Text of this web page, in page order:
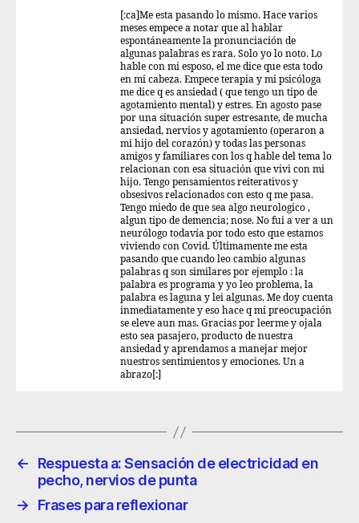
[:ca]Me esta pasando lo mismo. Hace varios
meses empece a notar que al hablar
espontáneamente la pronunciación de
algunas palabras es rara. Solo yo lo noto. Lo
hable con mi esposo, el me dice que esta todo
en mi cabeza. Empece terapia y mi psicóloga
me dice q es ansiedad ( que tengo un tipo de
agotamiento mental) y estres. En agosto pase
por una situación super estresante, de mucha
ansiedad, nervios y agotamiento (operaron a
mi hijo del corazón) y todas las personas
amigos y familiares con los q hable del tema lo
relacionan con esa situación que vivi con mi
hijo. Tengo pensamientos reiterativos y
obsesivos relacionados con esto q me pasa.
Tengo miedo de que sea algo neurologico ,
algun tipo de demencia; nose. No fui a ver a un
neurólogo todavía por todo esto que estamos
viviendo con Covid. Últimamente me esta
pasando que cuando leo cambio algunas
palabras q son similares por ejemplo : la
palabra es programa y yo leo problema, la
palabra es laguna y lei algunas. Me doy cuenta
inmediatamente y eso hace q mi preocupación
se eleve aun mas. Gracias por leerme y ojala
esto sea pasajero, producto de nuestra
ansiedad y aprendamos a manejar mejor
nuestros sentimientos y emociones. Un a
abrazo[:]
←
Respuesta a: Sensación de electricidad en
pecho, nervios de punta
→
Frases para reflexionar